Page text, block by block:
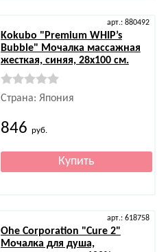
арт.: 880492
Kokubo "Premium WHIP’s
Bubble" Мочалка массажная
жесткая, синяя, 28х100 см.
Страна: Япония
846 руб.
арт.: 618758
Ohe Corporation "Cure 2"
Мочалка для душа,